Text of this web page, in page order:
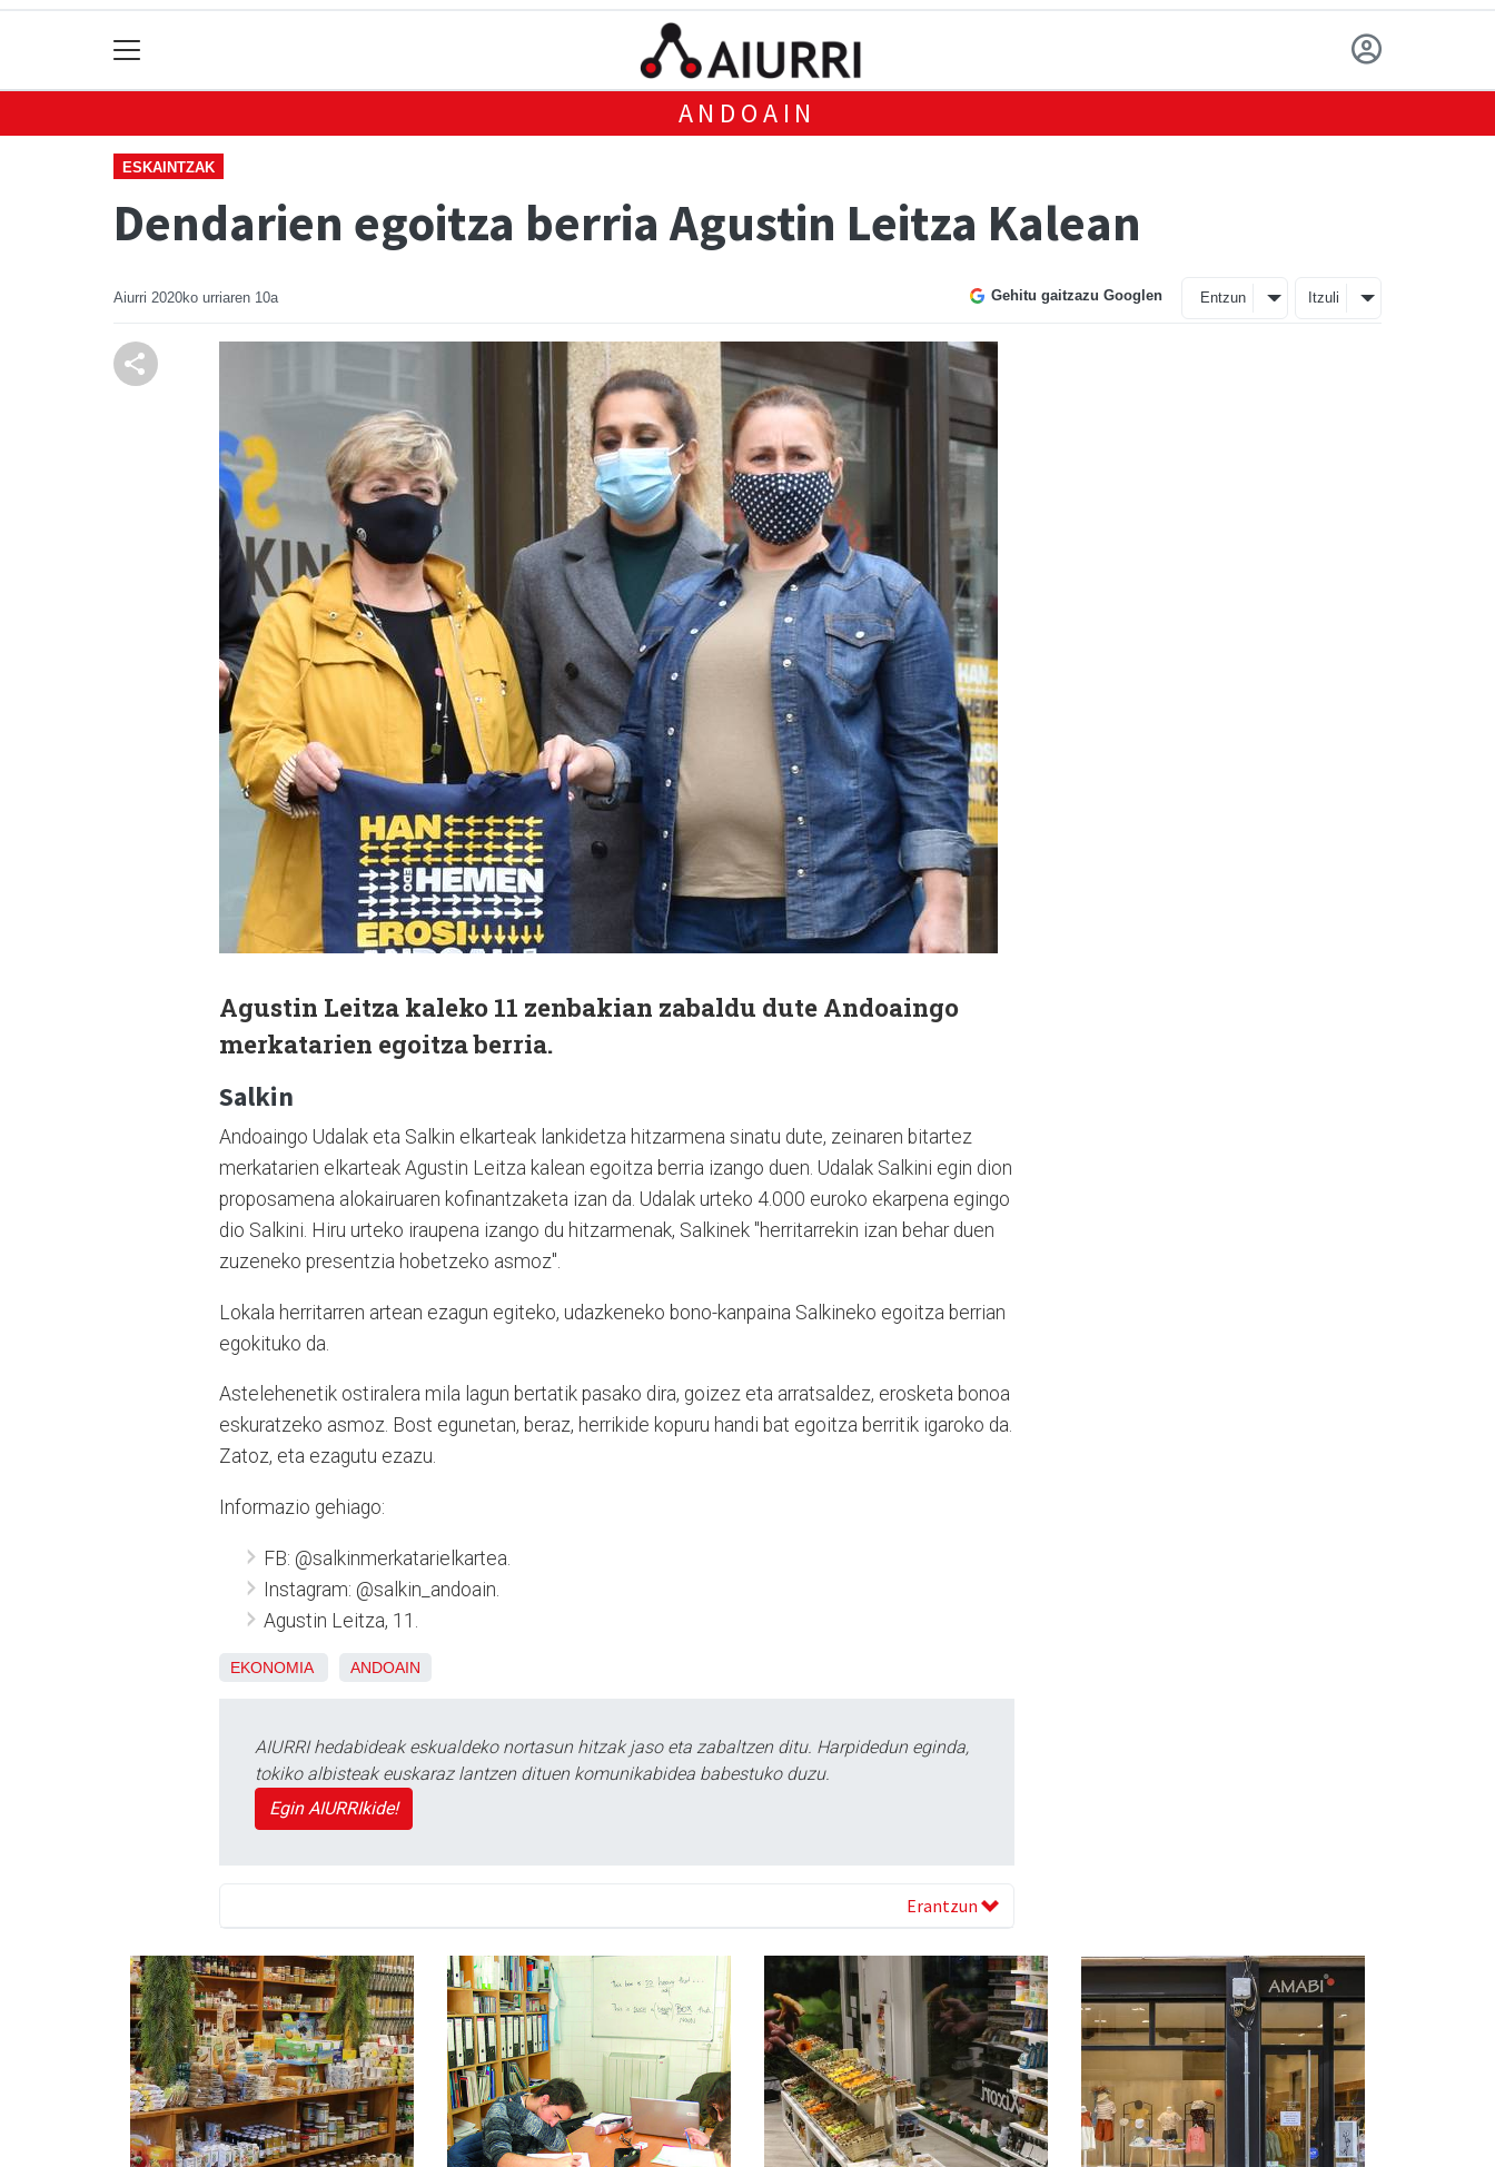
ANDOAIN
ESKAINTZAK
Dendarien egoitza berria Agustin Leitza Kalean
Aiurri 2020ko urriaren 10a Gehitu gaitzazu Googlen Entzun Itzuli
Agustin Leitza kaleko 11 zenbakian zabaldu dute Andoaingo
merkatarien egoitza berria.
Salkin
Andoaingo Udalak eta Salkin elkarteak lankidetza hitzarmena sinatu dute, zeinaren bitartez
merkatarien elkarteak Agustin Leitza kalean egoitza berria izango duen. Udalak Salkini egin dion
proposamena alokairuaren kofinantzaketa izan da. Udalak urteko 4.000 euroko ekarpena egingo
dio Salkini. Hiru urteko iraupena izango du hitzarmenak, Salkinek "herritarrekin izan behar duen
zuzeneko presentzia hobetzeko asmoz".
Lokala herritarren artean ezagun egiteko, udazkeneko bono-kanpaina Salkineko egoitza berrian
egokituko da.
Astelehenetik ostiralera mila lagun bertatik pasako dira, goizez eta arratsaldez, erosketa bonoa
eskuratzeko asmoz. Bost egunetan, beraz, herrikide kopuru handi bat egoitza berritik igaroko da.
Zatoz, eta ezagutu ezazu.
Informazio gehiago:
FB: @salkinmerkatarielkartea.
Instagram: @salkin_andoain.
Agustin Leitza, 11.
EKONOMIA ANDOAIN
AIURRI hedabideak eskualdeko nortasun hitzak jaso eta zabaltzen ditu. Harpidedun eginda,
tokiko albisteak euskaraz lantzen dituen komunikabidea babestuko duzu.
Egin AIURRIkide!
Erantzun